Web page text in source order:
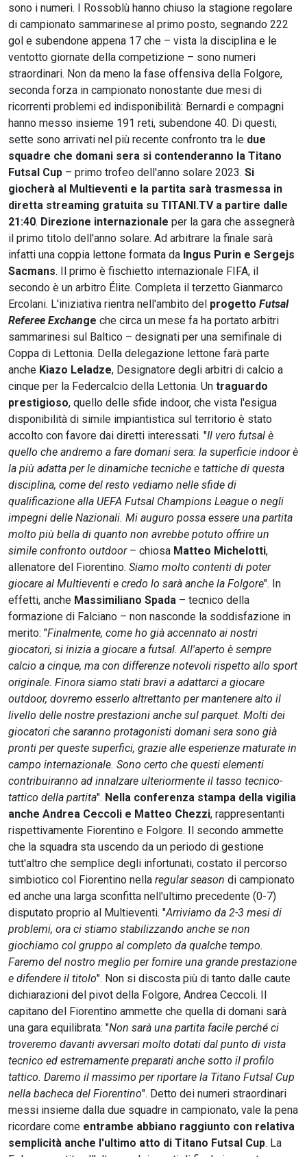
sono i numeri. I Rossoblù hanno chiuso la stagione regolare
di campionato sammarinese al primo posto, segnando 222
gol e subendone appena 17 che – vista la disciplina e le
ventotto giornate della competizione – sono numeri
straordinari. Non da meno la fase offensiva della Folgore,
seconda forza in campionato nonostante due mesi di
ricorrenti problemi ed indisponibilità: Bernardi e compagni
hanno messo insieme 191 reti, subendone 40. Di questi,
sette sono arrivati nel più recente confronto tra le due
squadre che domani sera si contenderanno la Titano
Futsal Cup – primo trofeo dell'anno solare 2023. Si
giocherà al Multieventi e la partita sarà trasmessa in
diretta streaming gratuita su TITANI.TV a partire dalle
21:40. Direzione internazionale per la gara che assegnerà
il primo titolo dell'anno solare. Ad arbitrare la finale sarà
infatti una coppia lettone formata da Ingus Purin e Sergejs
Sacmans. Il primo è fischietto internazionale FIFA, il
secondo è un arbitro Élite. Completa il terzetto Gianmarco
Ercolani. L'iniziativa rientra nell'ambito del progetto Futsal
Referee Exchange che circa un mese fa ha portato arbitri
sammarinesi sul Baltico – designati per una semifinale di
Coppa di Lettonia. Della delegazione lettone farà parte
anche Kiazo Leladze, Designatore degli arbitri di calcio a
cinque per la Federcalcio della Lettonia. Un traguardo
prestigioso, quello delle sfide indoor, che vista l'esigua
disponibilità di simile impiantistica sul territorio è stato
accolto con favore dai diretti interessati. "Il vero futsal è
quello che andremo a fare domani sera: la superficie indoor è
la più adatta per le dinamiche tecniche e tattiche di questa
disciplina, come del resto vediamo nelle sfide di
qualificazione alla UEFA Futsal Champions League o negli
impegni delle Nazionali. Mi auguro possa essere una partita
molto più bella di quanto non avrebbe potuto offrire un
simile confronto outdoor– chiosa Matteo Michelotti,
allenatore del Fiorentino. Siamo molto contenti di poter
giocare al Multieventi e credo lo sarà anche la Folgore". In
effetti, anche Massimiliano Spada – tecnico della
formazione di Falciano – non nasconde la soddisfazione in
merito: "Finalmente, come ho già accennato ai nostri
giocatori, si inizia a giocare a futsal. All'aperto è sempre
calcio a cinque, ma con differenze notevoli rispetto allo sport
originale. Finora siamo stati bravi a adattarci a giocare
outdoor, dovremo esserlo altrettanto per mantenere alto il
livello delle nostre prestazioni anche sul parquet. Molti dei
giocatori che saranno protagonisti domani sera sono già
pronti per queste superfici, grazie alle esperienze maturate in
campo internazionale. Sono certo che questi elementi
contribuiranno ad innalzare ulteriormente il tasso tecnico-
tattico della partita". Nella conferenza stampa della vigilia
anche Andrea Ceccoli e Matteo Chezzi, rappresentanti
rispettivamente Fiorentino e Folgore. Il secondo ammette
che la squadra sta uscendo da un periodo di gestione
tutt'altro che semplice degli infortunati, costato il percorso
simbiotico col Fiorentino nella regular season di campionato
ed anche una larga sconfitta nell'ultimo precedente (0-7)
disputato proprio al Multieventi. "Arriviamo da 2-3 mesi di
problemi, ora ci stiamo stabilizzando anche se non
giochiamo col gruppo al completo da qualche tempo.
Faremo del nostro meglio per fornire una grande prestazione
e difendere il titolo". Non si discosta più di tanto dalle caute
dichiarazioni del pivot della Folgore, Andrea Ceccoli. Il
capitano del Fiorentino ammette che quella di domani sarà
una gara equilibrata: "Non sarà una partita facile perché ci
troveremo davanti avversari molto dotati dal punto di vista
tecnico ed estremamente preparati anche sotto il profilo
tattico. Daremo il massimo per riportare la Titano Futsal Cup
nella bacheca del Fiorentino". Detto dei numeri straordinari
messi insieme dalla due squadre in campionato, vale la pena
ricordare come entrambe abbiano raggiunto con relativa
semplicità anche l'ultimo atto di Titano Futsal Cup. La